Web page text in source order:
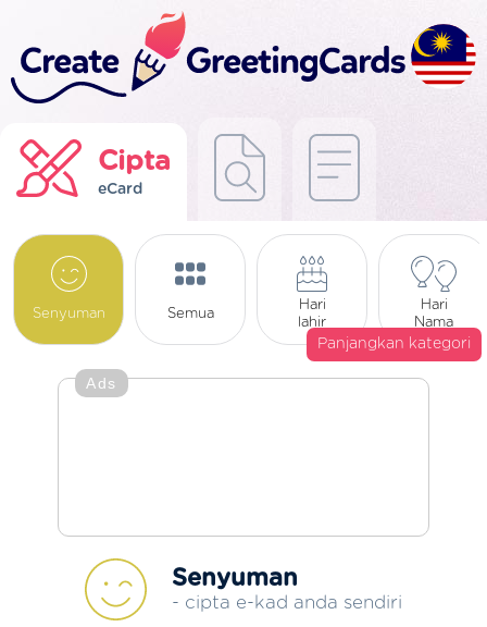
Cipta
eCard
Senyuman Semua
Hari
lahir
Hari
Nama
Panjangkan kategori
Ads
Senyuman
- cipta e-kad anda sendiri